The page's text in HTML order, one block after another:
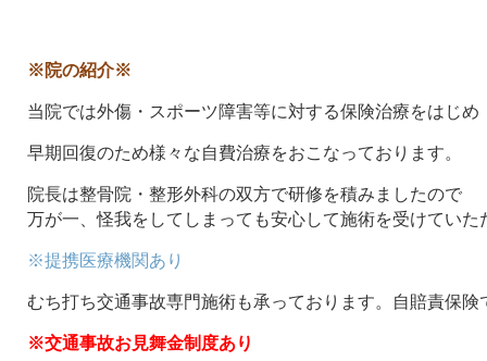
※院の紹介※
当院では外傷・スポーツ障害等に対する保険治療をはじめ
早期回復のため様々な自費治療をおこなっております。
院長は整骨院・整形外科の双方で研修を積みましたので
万が一、怪我をしてしまっても安心して施術を受けていた
※提携医療機関あり
むち打ち交通事故専門施術も承っております。自賠責保険
※交通事故お見舞金制度あり